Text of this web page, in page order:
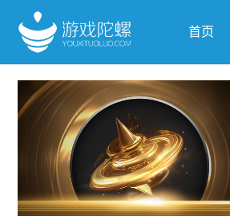
首页
抢滩全
跨界Talk